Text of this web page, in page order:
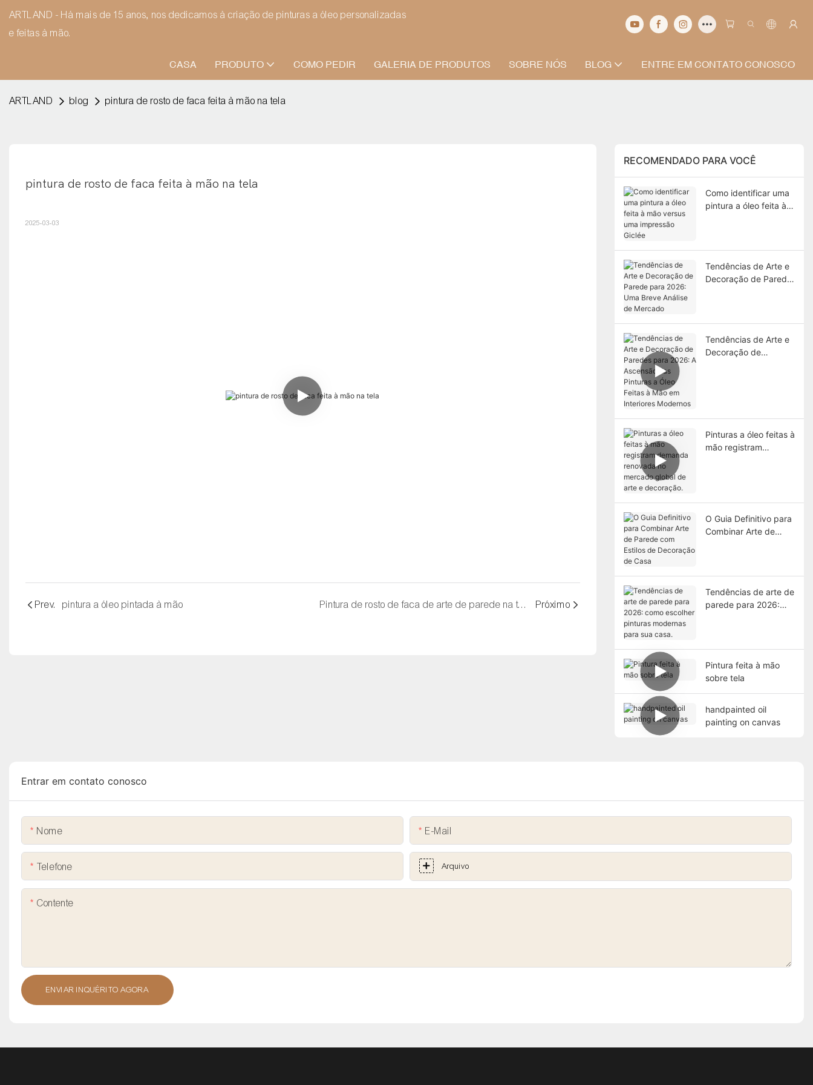
ARTLAND - Há mais de 15 anos, nos dedicamos à criação de pinturas a óleo personalizadas
e feitas à mão.
CASA PRODUTO COMO PEDIR GALERIA DE PRODUTOS SOBRE NÓS BLOG ENTRE EM CONTATO CONOSCO
ARTLAND blog pintura de rosto de faca feita à mão na tela
pintura de rosto de faca feita à mão na tela
2025-03-03
Prev. pintura a óleo pintada à mão Pintura de rosto de faca de arte de parede na tela Próximo
RECOMENDADO PARA VOCÊ
Como identificar uma
pintura a óleo feita à
Tendências de Arte e
Decoração de Parede
Tendências de Arte e
Decoração de
Pinturas a óleo feitas à
mão registram
O Guia Definitivo para
Combinar Arte de
Tendências de arte de
parede para 2026:
Pintura feita à mão
sobre tela
handpainted oil
painting on canvas
Entrar em contato conosco
Nome E-Mail
Telefone Arquivo
Contente
ENVIAR INQUÉRITO AGORA